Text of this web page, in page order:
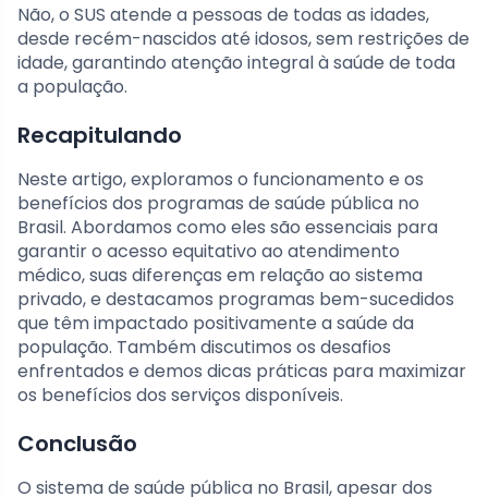
Não, o SUS atende a pessoas de todas as idades,
desde recém-nascidos até idosos, sem restrições de
idade, garantindo atenção integral à saúde de toda
a população.
Recapitulando
Neste artigo, exploramos o funcionamento e os
benefícios dos programas de saúde pública no
Brasil. Abordamos como eles são essenciais para
garantir o acesso equitativo ao atendimento
médico, suas diferenças em relação ao sistema
privado, e destacamos programas bem-sucedidos
que têm impactado positivamente a saúde da
população. Também discutimos os desafios
enfrentados e demos dicas práticas para maximizar
os benefícios dos serviços disponíveis.
Conclusão
O sistema de saúde pública no Brasil, apesar dos